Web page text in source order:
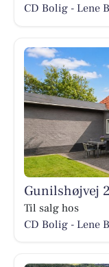
CD Bolig - Lene
Gunilshøjvej
Til salg hos
CD Bolig - Lene